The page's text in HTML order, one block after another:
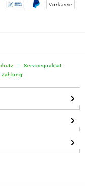
Vorkasse
Zahlung
Servicequalität